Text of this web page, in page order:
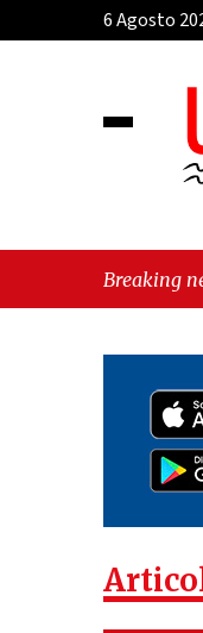
6 Agosto
Breaking